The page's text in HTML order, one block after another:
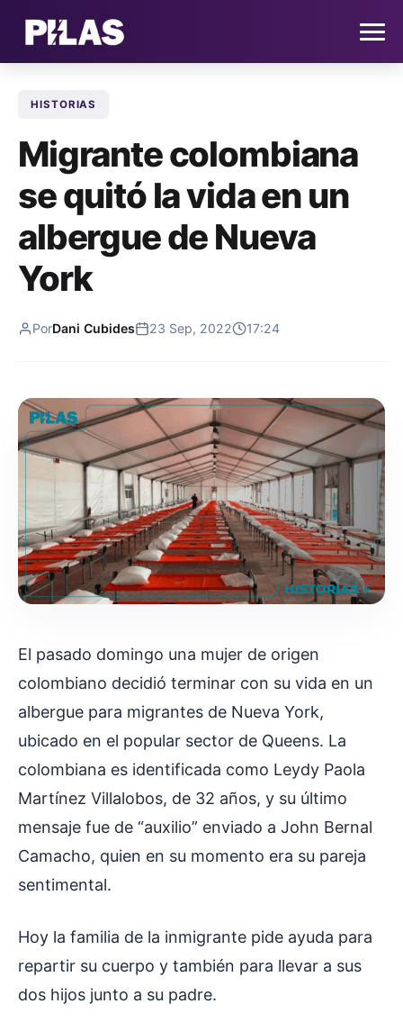
NOTICIAS
QUIÉNES SOMOS
CONTACTO
SUSCRÍBETE
HISTORIAS
Migrante colombiana
se quitó la vida en un
albergue de Nueva
York
PorDani Cubides 23 Sep, 2022 17:24
El pasado domingo una mujer de origen
colombiano decidió terminar con su vida en un
albergue para migrantes de Nueva York,
ubicado en el popular sector de Queens. La
colombiana es identificada como Leydy Paola
Martínez Villalobos, de 32 años, y su último
mensaje fue de “auxilio” enviado a John Bernal
Camacho, quien en su momento era su pareja
sentimental.
Hoy la familia de la inmigrante pide ayuda para
repartir su cuerpo y también para llevar a sus
dos hijos junto a su padre.